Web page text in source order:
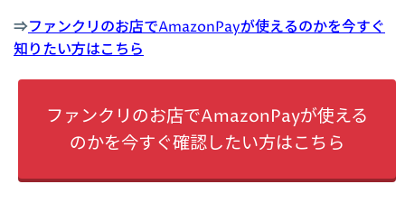
⇒ファンクリのお店でAmazonPayが使えるのかを今すぐ
知りたい方はこちら
ファンクリのお店でAmazonPayが使える
のかを今すぐ確認したい方はこちら